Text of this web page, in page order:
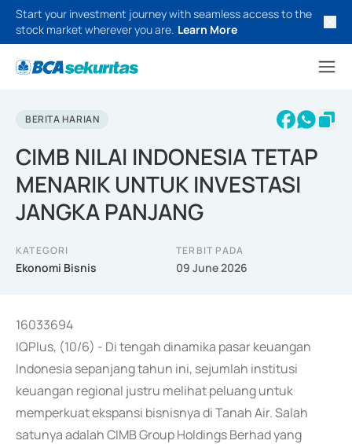
Start your investment journey with seamless access to the
stock market wherever you are. Learn More
BERITA HARIAN
CIMB NILAI INDONESIA TETAP
MENARIK UNTUK INVESTASI
JANGKA PANJANG
KATEGORI
Ekonomi Bisnis
TERBIT PADA
09 June 2026
16033694
IQPlus, (10/6) - Di tengah dinamika pasar keuangan
Indonesia sepanjang tahun ini, sejumlah institusi
keuangan regional justru melihat peluang untuk
memperkuat ekspansi bisnisnya di Tanah Air. Salah
satunya adalah CIMB Group Holdings Berhad yang